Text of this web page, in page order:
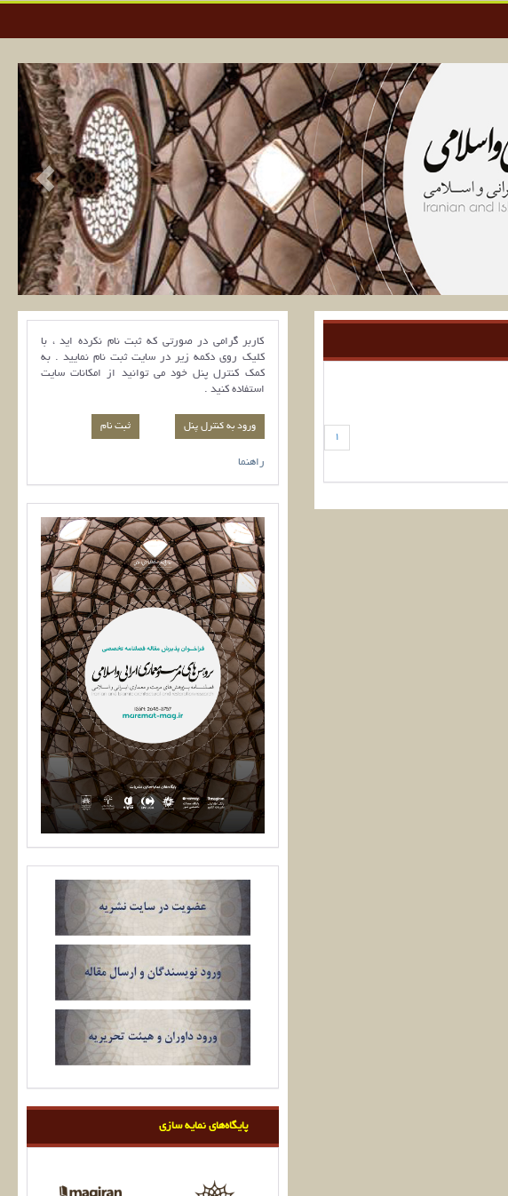
1
کاربر گرامی در صورتی که ثبت نام نکرده اید ، با
کلیک روی دکمه زیر در سایت ثبت نام نمایید . به
کمک کنترل پنل خود می توانید از امکانات سایت
استفاده کنید .
ورود به کنترل پنل
راهنما
پایگاه‌های نمایه سازی